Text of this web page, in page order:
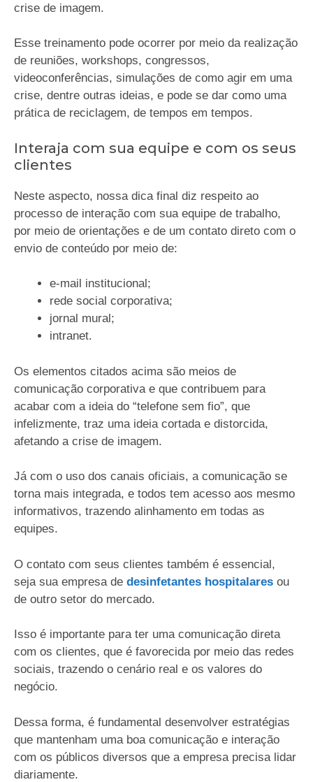
crise de imagem.
Esse treinamento pode ocorrer por meio da realização
de reuniões, workshops, congressos,
videoconferências, simulações de como agir em uma
crise, dentre outras ideias, e pode se dar como uma
prática de reciclagem, de tempos em tempos.
Interaja com sua equipe e com os seus
clientes
Neste aspecto, nossa dica final diz respeito ao
processo de interação com sua equipe de trabalho,
por meio de orientações e de um contato direto com o
envio de conteúdo por meio de:
e-mail institucional;
rede social corporativa;
jornal mural;
intranet.
Os elementos citados acima são meios de
comunicação corporativa e que contribuem para
acabar com a ideia do “telefone sem fio”, que
infelizmente, traz uma ideia cortada e distorcida,
afetando a crise de imagem.
Já com o uso dos canais oficiais, a comunicação se
torna mais integrada, e todos tem acesso aos mesmo
informativos, trazendo alinhamento em todas as
equipes.
O contato com seus clientes também é essencial,
seja sua empresa de desinfetantes hospitalares ou
de outro setor do mercado.
Isso é importante para ter uma comunicação direta
com os clientes, que é favorecida por meio das redes
sociais, trazendo o cenário real e os valores do
negócio.
Dessa forma, é fundamental desenvolver estratégias
que mantenham uma boa comunicação e interação
com os públicos diversos que a empresa precisa lidar
diariamente.